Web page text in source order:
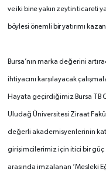
ve iki bine yakın zeytin ticareti
böylesi önemli bir yatırımı
Bursa’nın marka değerini
ihtiyacını karşılayacak
Hayata geçirdiğimiz Bursa TB
Uludağ Üniversitesi Ziraat
değerli akademisyenlerinin
girişimcilerimiz için itici bir güç
arasında imzalanan ‘Mesleki